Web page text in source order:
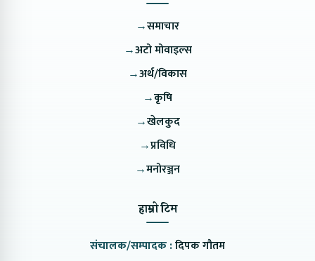
→समाचार
→अटो मोवाइल्स
→अर्थ/विकास
→कृषि
→खेलकुद
→प्रविधि
→मनोरञ्जन
हाम्रो टिम
संचालक/सम्पादक :दिपक गौतम